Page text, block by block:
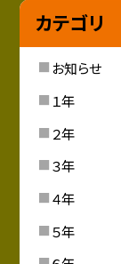
カテゴリ
お知らせ
１年
２年
３年
４年
５年